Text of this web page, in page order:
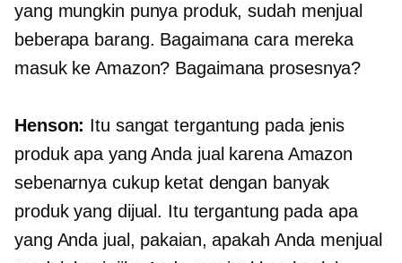
yang mungkin punya produk, sudah menjual
beberapa barang. Bagaimana cara mereka
masuk ke Amazon? Bagaimana prosesnya?
Henson: Itu sangat tergantung pada jenis
produk apa yang Anda jual karena Amazon
sebenarnya cukup ketat dengan banyak
produk yang dijual. Itu tergantung pada apa
yang Anda jual, pakaian, apakah Anda menjual